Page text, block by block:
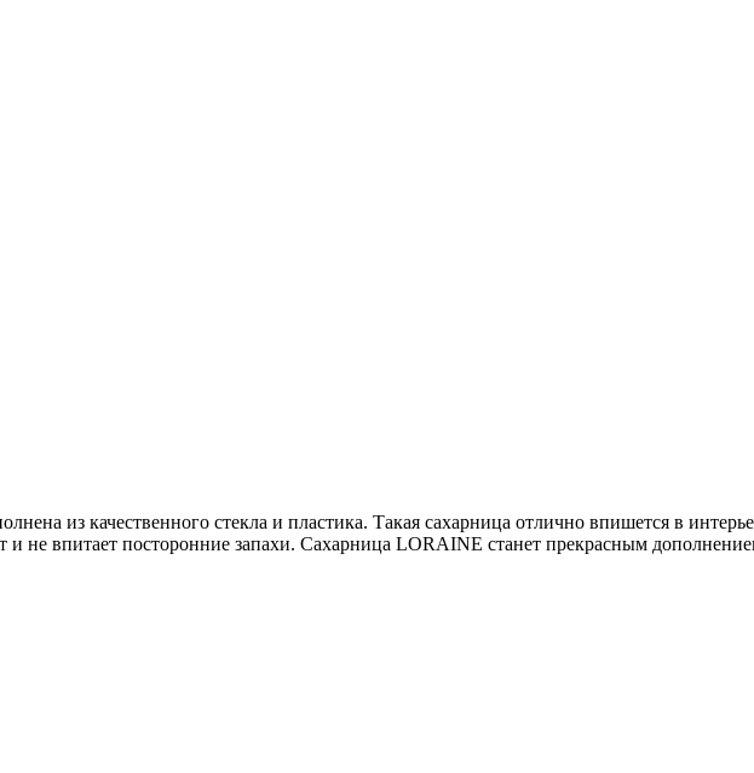
из качественного стекла и пластика. Такая сахарница отлично впишется в
и не впитает посторонние запахи. Сахарница LORAINE станет прекрасным